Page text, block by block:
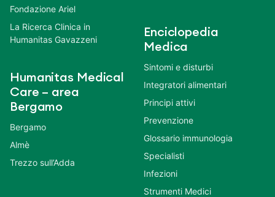
Fondazione Ariel
La Ricerca Clinica in
Humanitas Gavazzeni
Humanitas Medical
Care – area
Bergamo
Bergamo
Almè
Trezzo sull’Adda
Enciclopedia
Medica
Sintomi e disturbi
Integratori alimentari
Principi attivi
Prevenzione
Glossario immunologia
Specialisti
Infezioni
Strumenti Medici